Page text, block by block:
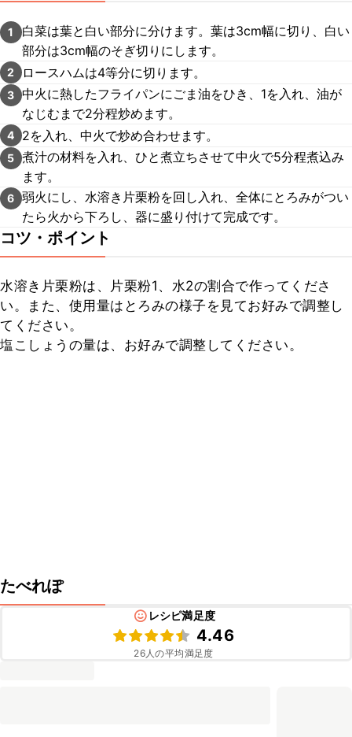
1
白菜は葉と白い部分に分けます。葉は3cm幅に切り、白い
部分は3cm幅のそぎ切りにします。
2 ロースハムは4等分に切ります。
3 中火に熱したフライパンにごま油をひき、1を入れ、油が
なじむまで2分程炒めます。
4 2を入れ、中火で炒め合わせます。
5 煮汁の材料を入れ、ひと煮立ちさせて中火で5分程煮込み
ます。
6 弱火にし、水溶き片栗粉を回し入れ、全体にとろみがつい
たら火から下ろし、器に盛り付けて完成です。
コツ・ポイント
水溶き片栗粉は、片栗粉1、水2の割合で作ってくださ
い。また、使用量はとろみの様子を見てお好みで調整し
てください。
塩こしょうの量は、お好みで調整してください。
たべれぽ
レシピ満足度
4.46
26人の平均満足度